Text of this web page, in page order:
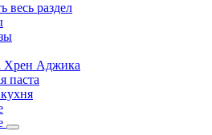
весь раздел
Хрен Аджика
паста